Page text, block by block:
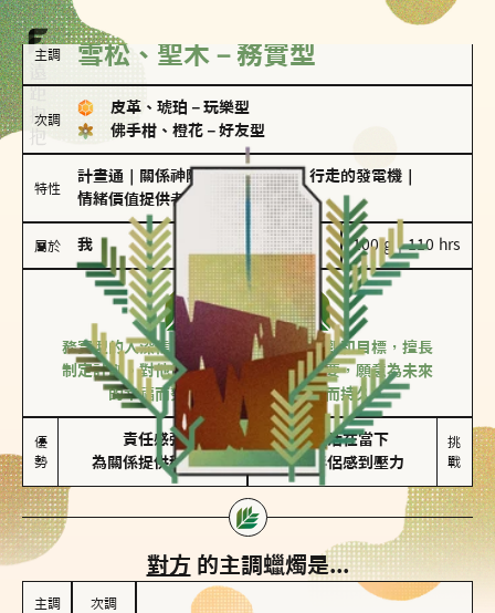
主調 雪松、聖木－務實型
次調
皮革、琥珀 － 玩樂型
佛手柑、橙花 － 好友型
特性
計畫通 關係神隊友 滿懂撩的｜ 行走的發電機
情緒價值提供者
屬於 我 100 g｜110 hrs
務實型
雪松、聖木
務實型的人深信愛情立基於共同的價值觀和目標，擅長
制定計劃。對他們來說，感情穩定最重要，願意為未來
的幸福而努力，讓愛情變得踏實而持久。
優
勢
責任感強
為關係提供穩定度
較難活在當下
易讓伴侶感到壓力
挑
戰
對方 的主調蠟燭是...
主調 次調